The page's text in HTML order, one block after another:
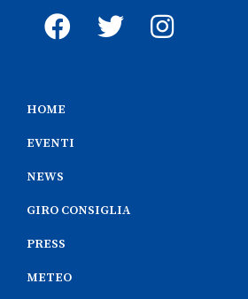
HOME
EVENTI
NEWS
GIRO CONSIGLIA
PRESS
METEO